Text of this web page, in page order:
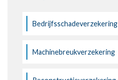
Bedrijfsschadeverzekering
Machinebreukverzekering